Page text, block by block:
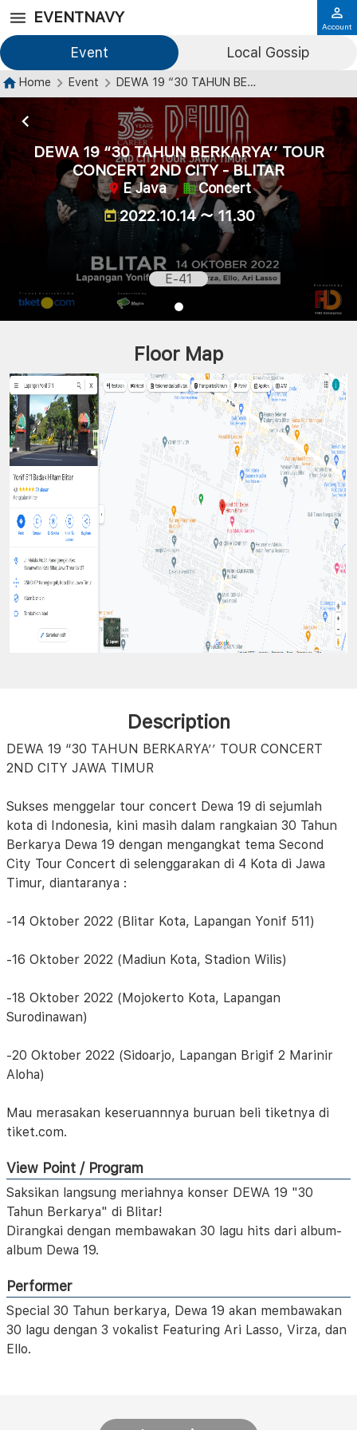
EVENTNAVY
Event Local Gossip
Account
Home Event DEWA 19 “30 TAHUN BERKARYA’’ TOUR CONCERT 2ND CITY - BLITAR
DEWA 19 “30 TAHUN BERKARYA’’ TOUR
CONCERT 2ND CITY - BLITAR
E Java Concert
2022.10.14 ～ 11.30
E-41
Floor Map
Description
DEWA 19 “30 TAHUN BERKARYA’’ TOUR CONCERT
2ND CITY JAWA TIMUR
Sukses menggelar tour concert Dewa 19 di sejumlah
kota di Indonesia, kini masih dalam rangkaian 30 Tahun
Berkarya Dewa 19 dengan mengangkat tema Second
City Tour Concert di selenggarakan di 4 Kota di Jawa
Timur, diantaranya :
-14 Oktober 2022 (Blitar Kota, Lapangan Yonif 511)
-16 Oktober 2022 (Madiun Kota, Stadion Wilis)
-18 Oktober 2022 (Mojokerto Kota, Lapangan
Surodinawan)
-20 Oktober 2022 (Sidoarjo, Lapangan Brigif 2 Marinir
Aloha)
Mau merasakan keseruannnya buruan beli tiketnya di
tiket.com.
View Point / Program
Saksikan langsung meriahnya konser DEWA 19 "30
Tahun Berkarya" di Blitar!
Dirangkai dengan membawakan 30 lagu hits dari album-
album Dewa 19.
Performer
Special 30 Tahun berkarya, Dewa 19 akan membawakan
30 lagu dengan 3 vokalist Featuring Ari Lasso, Virza, dan
Ello.